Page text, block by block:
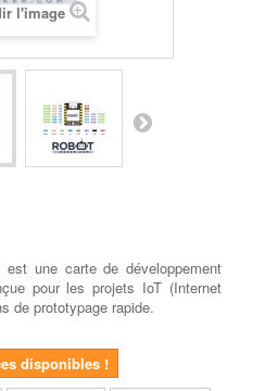
l'image
une carte de développement
pour les projets IoT (Internet
de prototypage rapide.
disponibles !